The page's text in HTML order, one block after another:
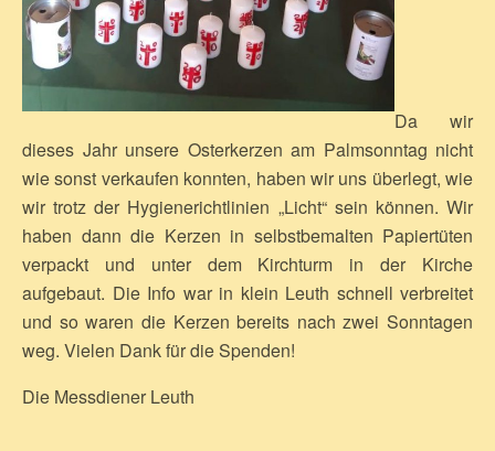
Da wir
dieses Jahr unsere Osterkerzen am Palmsonntag nicht
wie sonst verkaufen konnten, haben wir uns überlegt, wie
wir trotz der Hygienerichtlinien „Licht“ sein können. Wir
haben dann die Kerzen in selbstbemalten Papiertüten
verpackt und unter dem Kirchturm in der Kirche
aufgebaut. Die Info war in klein Leuth schnell verbreitet
und so waren die Kerzen bereits nach zwei Sonntagen
weg. Vielen Dank für die Spenden!
Die Messdiener Leuth